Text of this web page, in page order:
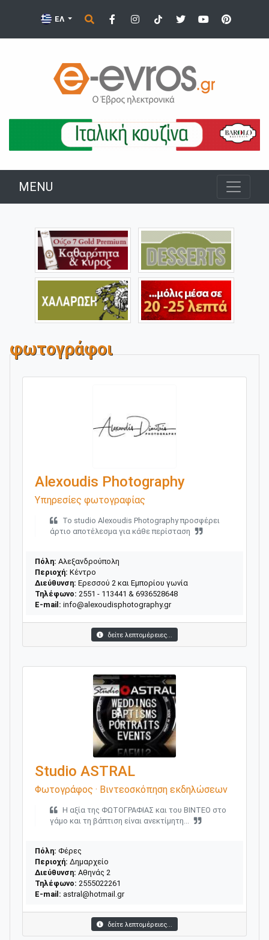
ΕΛ
MENU
φωτογράφοι
Alexoudis Photography
Υπηρεσίες φωτογραφίας
Το studio Alexoudis Photography προσφέρει
άρτιο αποτέλεσμα για κάθε περίσταση
Πόλη: Αλεξανδρούπολη
Περιοχή: Κέντρο
Διεύθυνση: Ερεσσού 2 και Eμπορίου γωνία
Τηλέφωνο: 2551 - 113441 & 6936528648
E-mail: info@alexoudisphotography.gr
δείτε λεπτομέρειες...
Studio ASTRAL
Φωτογράφος · Βιντεοσκόπηση εκδηλώσεων
Η αξία της ΦΩΤΟΓΡΑΦΙΑΣ και του ΒΙΝΤΕΟ στο
γάμο και τη βάπτιση είναι ανεκτίμητη...
Πόλη: Φέρες
Περιοχή: Δημαρχείο
Διεύθυνση: Αθηνάς 2
Τηλέφωνο: 2555022261
E-mail: astral@hotmail.gr
δείτε λεπτομέρειες...